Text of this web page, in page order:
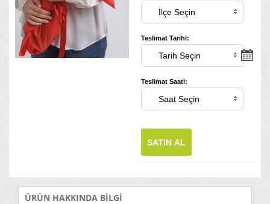
Teslimat Tarihi:
Teslimat Saati:
SATIN AL
ÜRÜN HAKKINDA BİLGİ